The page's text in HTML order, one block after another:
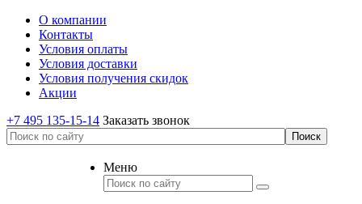
О компании
Контакты
Условия оплаты
Условия доставки
Условия получения скидок
Акции
+7 495 135-15-14 Заказать звонок
Меню